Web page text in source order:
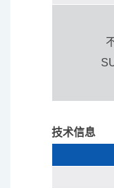
技术信息